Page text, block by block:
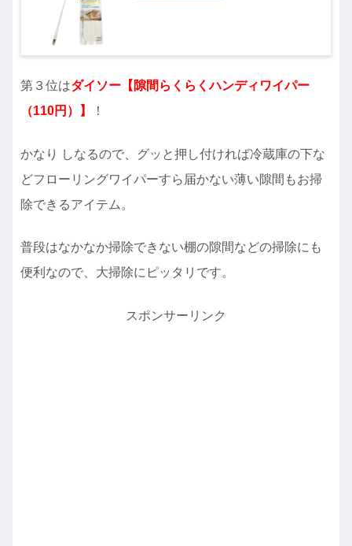
第３位はダイソー【隙間らくらくハンディワイパー
（110円）】
！
かなり しなるので、グッと押し付ければ冷蔵庫の下な
どフローリングワイパーすら届かない薄い隙間もお掃
除できるアイテム。
普段はなかなか掃除できない棚の隙間などの掃除にも
便利なので、大掃除にピッタリです。
スポンサーリンク